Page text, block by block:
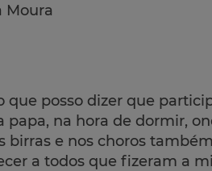
Moura
que posso dizer que
papa, na hora de dormir,
e nos choros
a todos que fizeram a